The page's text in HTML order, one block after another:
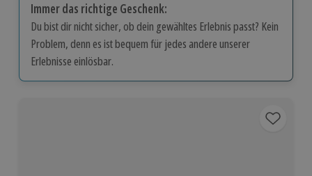
Immer das richtige Geschenk:
Du bist dir nicht sicher, ob dein gewähltes Erlebnis passt? Kein
Problem, denn es ist bequem für jedes andere unserer
Erlebnisse einlösbar.